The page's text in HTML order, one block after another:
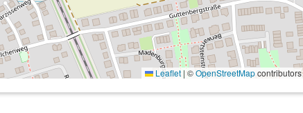
Leaflet |©OpenStreetMapcontributors